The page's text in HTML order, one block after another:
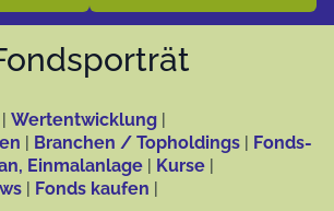
| Wertentwicklung |
| Branchen / Topholdings | Fonds-
Einmalanlage | Kurse |
| Fonds kaufen |